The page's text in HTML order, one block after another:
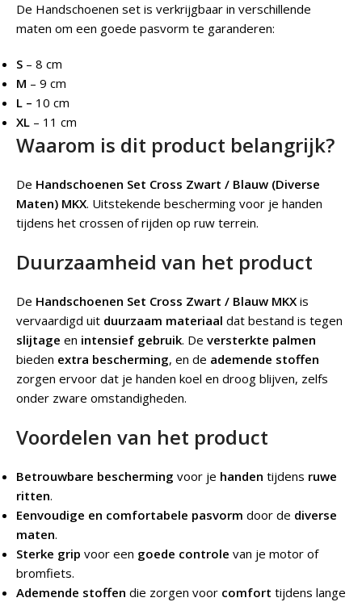
De Handschoenen set is verkrijgbaar in verschillende
maten om een goede pasvorm te garanderen:
S – 8 cm
M – 9 cm
L – 10 cm
XL – 11 cm
Waarom is dit product belangrijk?
De Handschoenen Set Cross Zwart / Blauw (Diverse
Maten) MKX. Uitstekende bescherming voor je handen
tijdens het crossen of rijden op ruw terrein.
Duurzaamheid van het product
De Handschoenen Set Cross Zwart / Blauw MKX is
vervaardigd uit duurzaam materiaal dat bestand is tegen
slijtage en intensief gebruik. De versterkte palmen
bieden extra bescherming, en de ademende stoffen
zorgen ervoor dat je handen koel en droog blijven, zelfs
onder zware omstandigheden.
Voordelen van het product
Betrouwbare bescherming voor je handen tijdens ruwe
ritten.
Eenvoudige en comfortabele pasvorm door de diverse
maten.
Sterke grip voor een goede controle van je motor of
bromfiets.
Ademende stoffen die zorgen voor comfort tijdens lange